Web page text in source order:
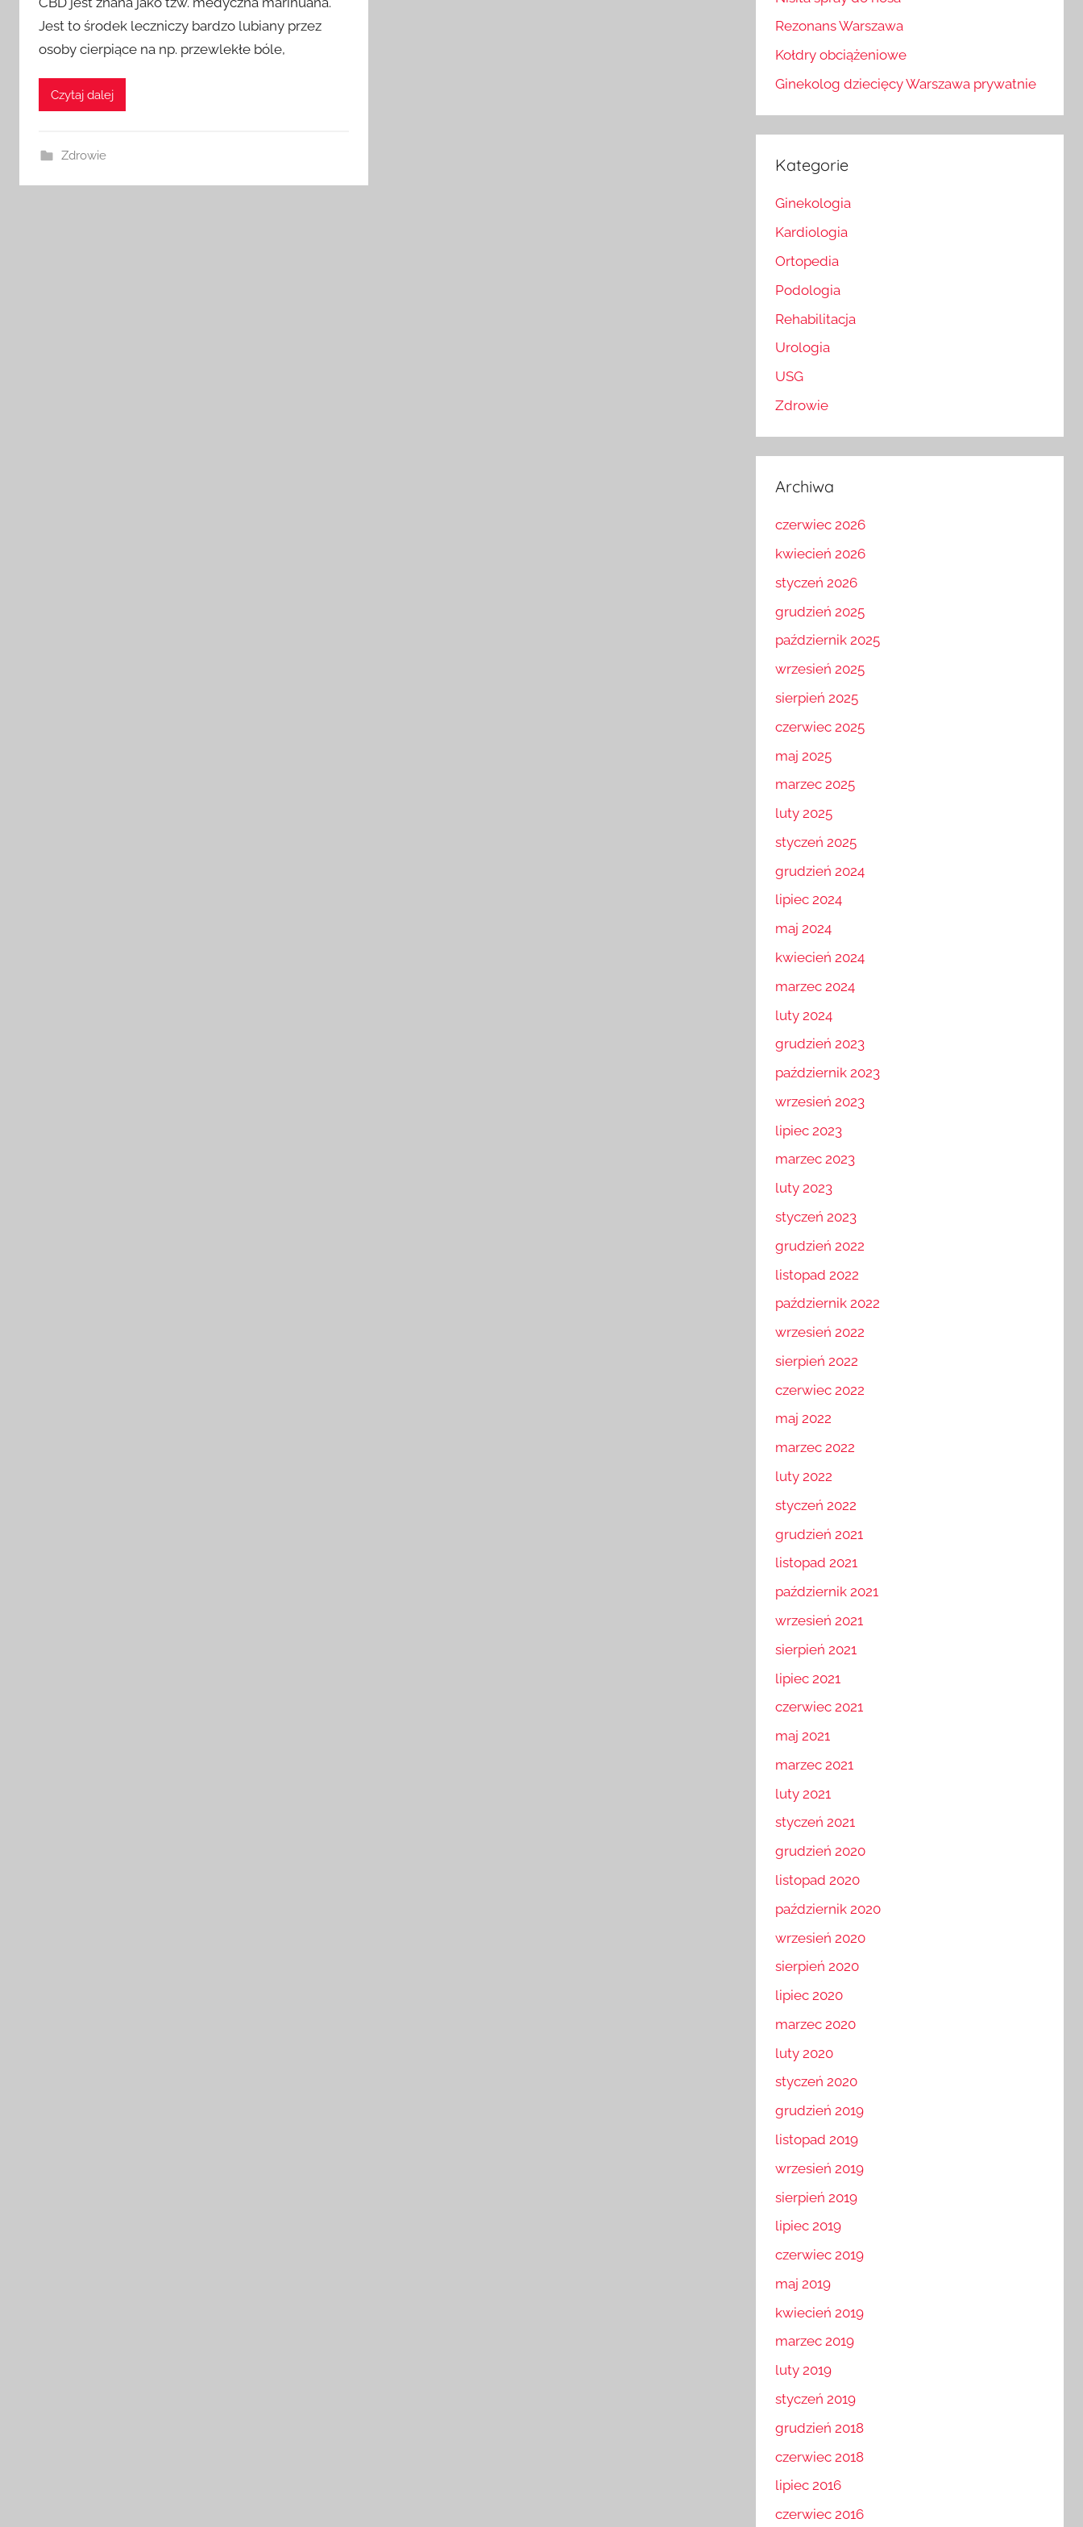
Jest to środek leczniczy bardzo lubiany przez
osoby cierpiące na np. przewlekłe bóle,
Czytaj dalej
Zdrowie
Rezonans Warszawa
Kołdry obciążeniowe
Ginekolog dziecięcy Warszawa prywatnie
Kategorie
Ginekologia
Kardiologia
Ortopedia
Podologia
Rehabilitacja
Urologia
USG
Zdrowie
Archiwa
czerwiec 2026
kwiecień 2026
styczeń 2026
grudzień 2025
październik 2025
wrzesień 2025
sierpień 2025
czerwiec 2025
maj 2025
marzec 2025
luty 2025
styczeń 2025
grudzień 2024
lipiec 2024
maj 2024
kwiecień 2024
marzec 2024
luty 2024
grudzień 2023
październik 2023
wrzesień 2023
lipiec 2023
marzec 2023
luty 2023
styczeń 2023
grudzień 2022
listopad 2022
październik 2022
wrzesień 2022
sierpień 2022
czerwiec 2022
maj 2022
marzec 2022
luty 2022
styczeń 2022
grudzień 2021
listopad 2021
październik 2021
wrzesień 2021
sierpień 2021
lipiec 2021
czerwiec 2021
maj 2021
marzec 2021
luty 2021
styczeń 2021
grudzień 2020
listopad 2020
październik 2020
wrzesień 2020
sierpień 2020
lipiec 2020
marzec 2020
luty 2020
styczeń 2020
grudzień 2019
listopad 2019
wrzesień 2019
sierpień 2019
lipiec 2019
czerwiec 2019
maj 2019
kwiecień 2019
marzec 2019
luty 2019
styczeń 2019
grudzień 2018
czerwiec 2018
lipiec 2016
czerwiec 2016